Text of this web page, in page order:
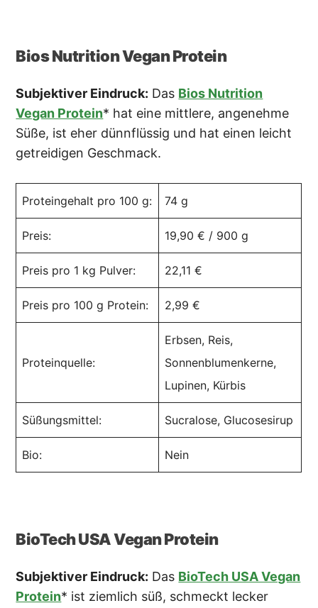
Bios Nutrition Vegan Protein
Subjektiver Eindruck: Das Bios Nutrition
Vegan Protein* hat eine mittlere, angenehme
Süße, ist eher dünnflüssig und hat einen leicht
getreidigen Geschmack.
Proteingehalt pro 100 g: 74 g
Preis: 19,90 € / 900 g
Preis pro 1 kg Pulver: 22,11 €
Preis pro 100 g Protein: 2,99 €
Proteinquelle:
Erbsen, Reis,
Sonnenblumenkerne,
Lupinen, Kürbis
Süßungsmittel: Sucralose, Glucosesirup
Bio: Nein
BioTech USA Vegan Protein
Subjektiver Eindruck: Das BioTech USA Vegan
Protein* ist ziemlich süß, schmeckt lecker